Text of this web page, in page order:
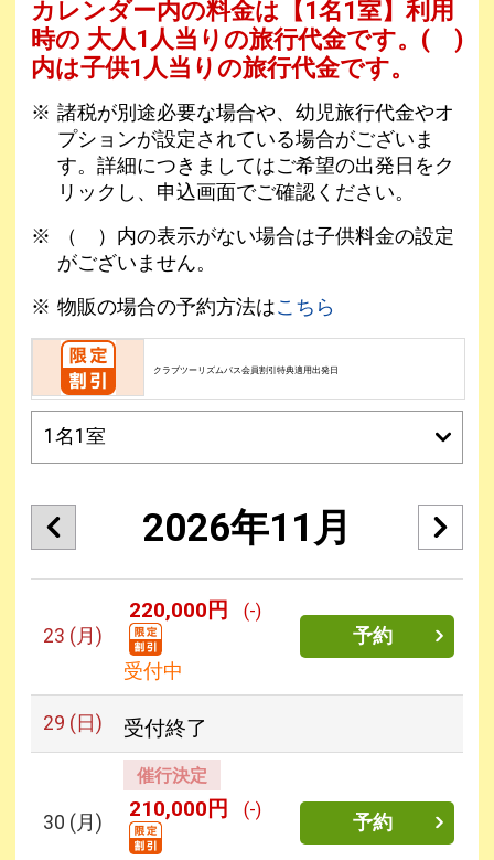
カレンダー内の料金は 【1名1室】利用
時の 大人1人当りの旅行代金です。 ( )
内は子供1人当りの旅行代金です。
諸税が別途必要な場合や、幼児旅行代金やオ
プションが設定されている場合がございま
す。詳細につきましてはご希望の出発日をク
リックし、申込画面でご確認ください。
（ ）内の表示がない場合は子供料金の設定
がございません。
物販の場合の予約方法はこちら
クラブツーリズムパス会員割引特典適用出発日
2026年11月
23 (月)
220,000円 (-)
受付中
予約
29 (日) 受付終了
30 (月)
催行決定
210,000円 (-)
予約